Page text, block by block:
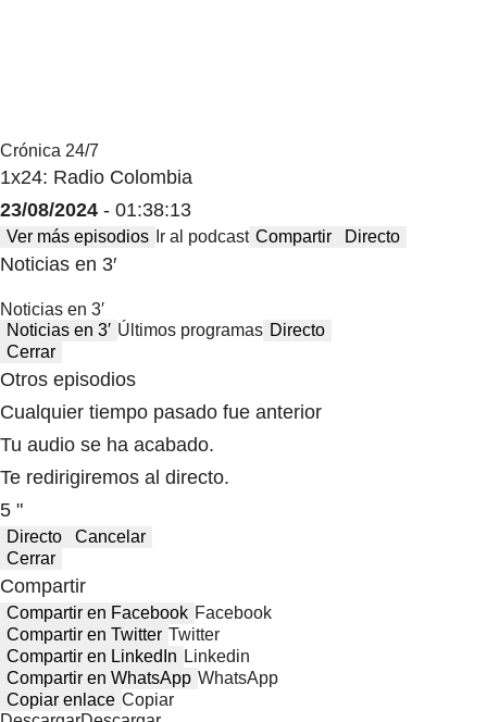
Crónica 24/7
1x24: Radio Colombia
23/08/2024 - 01:38:13
Ver más episodios Ir al podcast Compartir Directo
Noticias en 3′
Noticias en 3′
Noticias en 3′ Últimos programas Directo
Cerrar
Otros episodios
Cualquier tiempo pasado fue anterior
Tu audio se ha acabado.
Te redirigiremos al directo.
5 "
Directo
Cancelar
Cerrar
Compartir
Compartir en Facebook Facebook
Compartir en Twitter Twitter
Compartir en LinkedIn Linkedin
Compartir en WhatsApp WhatsApp
Copiar enlace Copiar